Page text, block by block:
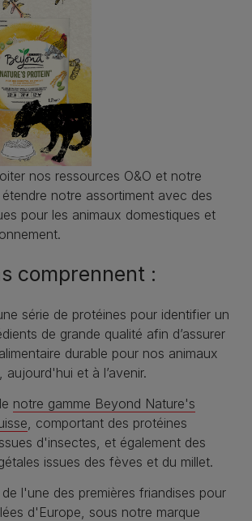
nos ressources O&O et notre
notre assortiment avec des
pour les animaux domestiques et
comprennent :
série de protéines pour identifier un
de grande qualité afin d’assurer
durable pour nos animaux
aujourd'hui et à l’avenir.
notre gamme Beyond Nature's
, comportant des protéines
d'insectes, et également des
issues des fèves et du millet.
l'une des premières friandises pour
d'Europe, sous notre marque